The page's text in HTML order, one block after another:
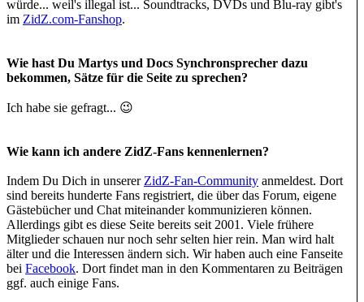
würde... weil's illegal ist... Soundtracks, DVDs und Blu-ray gibt's
im ZidZ.com-Fanshop.
Wie hast Du Martys und Docs Synchronsprecher dazu
bekommen, Sätze für die Seite zu sprechen?
Ich habe sie gefragt... 😉
Wie kann ich andere ZidZ-Fans kennenlernen?
Indem Du Dich in unserer ZidZ-Fan-Community anmeldest. Dort
sind bereits hunderte Fans registriert, die über das Forum, eigene
Gästebücher und Chat miteinander kommunizieren können.
Allerdings gibt es diese Seite bereits seit 2001. Viele frühere
Mitglieder schauen nur noch sehr selten hier rein. Man wird halt
älter und die Interessen ändern sich. Wir haben auch eine Fanseite
bei Facebook. Dort findet man in den Kommentaren zu Beiträgen
ggf. auch einige Fans.